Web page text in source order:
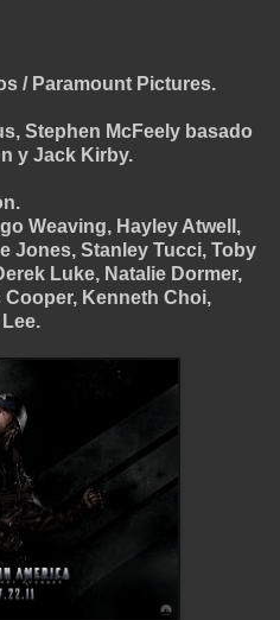
/ Paramount Pictures.
Stephen McFeely basado
y Jack Kirby.
Weaving, Hayley Atwell,
Jones, Stanley Tucci, Toby
Luke, Natalie Dormer,
Kenneth Choi,